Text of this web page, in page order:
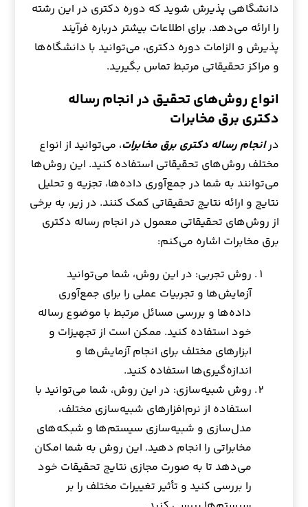
دانشگاهی پذیرش شوید که دوره دکتری در این رشته
را ارائه می‌دهد. برای اطلاعات بیشتر درباره فرآیند
پذیرش و الزامات دوره دکتری، می‌توانید با دانشگاه‌ها
و مراکز تحقیقاتی مرتبط تماس بگیرید.
انواع روش‌های تحقیق در انجام رساله
دکتری برق مخابرات
درانجام رساله دکتری برق مخابرات، می‌توانید از انواع
مختلف روش‌های تحقیقاتی استفاده کنید. این روش‌ها
می‌توانند به شما در جمع‌آوری داده‌ها، تجزیه و تحلیل
نتایج و ارائه نتایج تحقیقاتی کمک کنند. در زیر، به برخی
از روش‌های تحقیقاتی معمول در انجام رساله دکتری
برق مخابرات اشاره می‌کنم:
روش تجربی: در این روش، شما می‌توانید
آزمایش‌ها و تجربیات عملی را برای جمع‌آوری
داده‌ها و بررسی مسائل مرتبط با موضوع رساله
خود استفاده کنید. ممکن است از تجهیزات و
ابزارهای مختلف برای انجام آزمایش‌ها و
اندازه‌گیری‌ها استفاده کنید.
روش شبیه‌سازی: در این روش، شما می‌توانید با
استفاده از نرم‌افزارهای شبیه‌سازی مختلف،
مدل‌سازی و شبیه‌سازی سیستم‌ها و شبکه‌های
مخابراتی را انجام دهید. این روش به شما امکان
می‌دهد تا به صورت مجازی نتایج تحقیقات خود
را بررسی کنید و تأثیر تغییرات مختلف را بر